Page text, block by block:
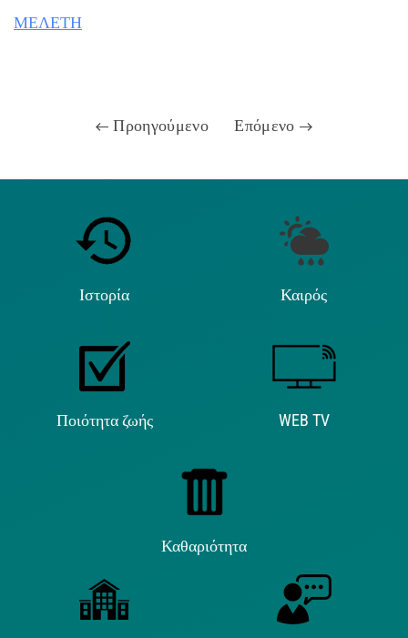
ΜΕΛΕΤΗ
Προηγούμενο Επόμενο
Ιστορία Καιρός
Ποιότητα ζωής WEB TV
Καθαριότητα